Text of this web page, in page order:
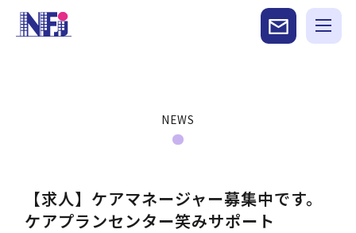
【求人】ケアマネージャー募集中です。
ケアプランセンター笑みサポート
NEWS